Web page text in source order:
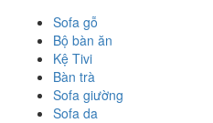
Sofa gỗ
Bộ bàn ăn
Kệ Tivi
Bàn trà
Sofa giường
Sofa da